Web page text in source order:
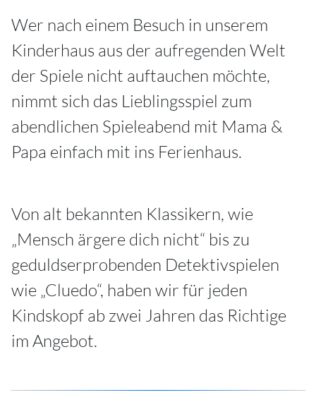
Wer nach einem Besuch in unserem
Kinderhaus aus der aufregenden Welt
der Spiele nicht auftauchen möchte,
nimmt sich das Lieblingsspiel zum
abendlichen Spieleabend mit Mama &
Papa einfach mit ins Ferienhaus.
Von alt bekannten Klassikern, wie
„Mensch ärgere dich nicht“ bis zu
geduldserprobenden Detektivspielen
wie „Cluedo“, haben wir für jeden
Kindskopf ab zwei Jahren das Richtige
im Angebot.